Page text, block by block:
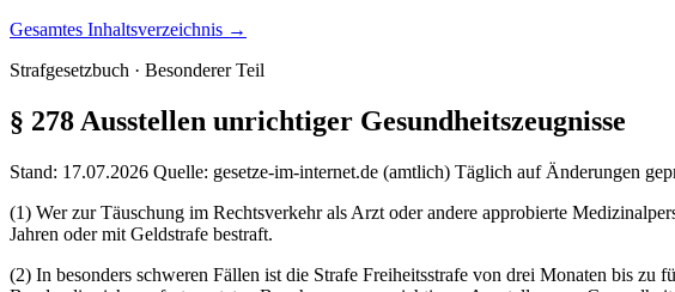
Gesamtes Inhaltsverzeichnis →
Strafgesetzbuch · Besonderer Teil
§ 278 Ausstellen unrichtiger Gesundheitszeugnisse
Stand: 17.07.2026 Quelle: gesetze-im-internet.de (amtlich) Täglich auf Änderungen
(1) Wer zur Täuschung im Rechtsverkehr als Arzt oder andere approbierte
Jahren oder mit Geldstrafe bestraft.
(2) In besonders schweren Fällen ist die Strafe Freiheitsstrafe von drei Monaten bis